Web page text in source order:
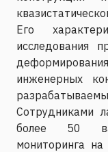
Его
исследования
инженерных
Сотрудниками
более 50
мониторинга